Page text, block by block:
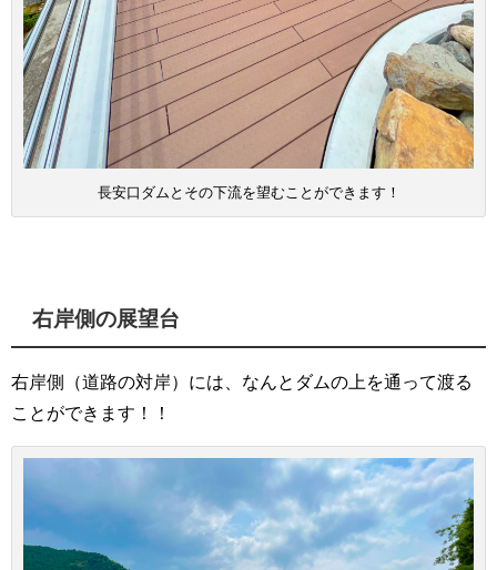
長安口ダムとその下流を望むことができます！
右岸側の展望台
右岸側（道路の対岸）には、なんとダムの上を通って渡る
ことができます！！